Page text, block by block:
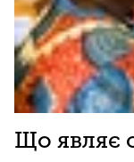
Що являє